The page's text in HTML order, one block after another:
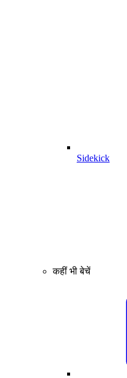
Sidekick
कहीं भी बेचें